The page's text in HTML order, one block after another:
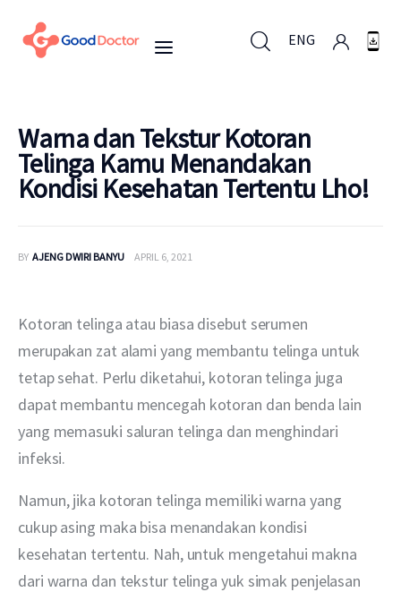
ENG
Untuk Bisnis
Berita
Layanan
Warna dan Tekstur Kotoran
Telinga Kamu Menandakan
Kondisi Kesehatan Tertentu Lho!
BY AJENG DWIRI BANYU APRIL 6, 2021
Kotoran telinga atau biasa disebut serumen
merupakan zat alami yang membantu telinga untuk
tetap sehat. Perlu diketahui, kotoran telinga juga
dapat membantu mencegah kotoran dan benda lain
yang memasuki saluran telinga dan menghindari
infeksi.
Namun, jika kotoran telinga memiliki warna yang
cukup asing maka bisa menandakan kondisi
kesehatan tertentu. Nah, untuk mengetahui makna
dari warna dan tekstur telinga yuk simak penjelasan